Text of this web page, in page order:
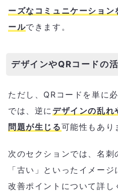
ーズなコミュニケーショ
ールできます。
デザインやQRコードの
ただし、QRコードを単に
では、逆に デザインの乱れ
問題が生じる可能性もあり
次のセクションでは、名刺
「古い」といったイメー
改善ポイントについて詳し